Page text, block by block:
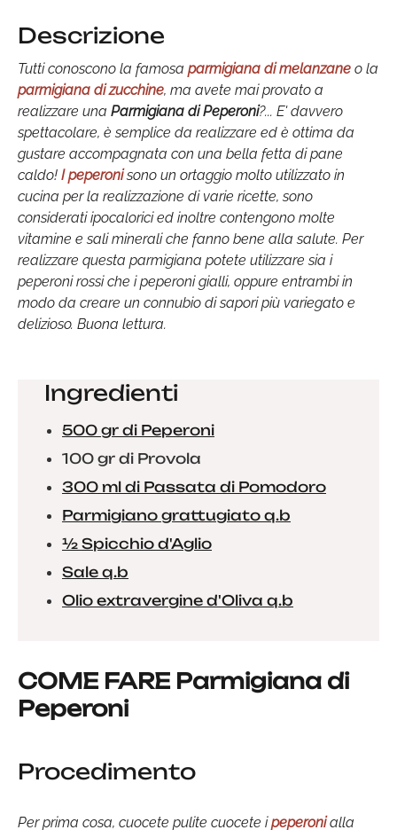
Descrizione
Tutti conoscono la famosa parmigiana di melanzane o la
parmigiana di zucchine, ma avete mai provato a
realizzare una Parmigiana di Peperoni?... E' davvero
spettacolare, è semplice da realizzare ed è ottima da
gustare accompagnata con una bella fetta di pane
caldo! I peperonisono un ortaggio molto utilizzato in
cucina per la realizzazione di varie ricette, sono
considerati ipocalorici ed inoltre contengono molte
vitamine e sali minerali che fanno bene alla salute. Per
realizzare questa parmigiana potete utilizzare sia i
peperoni rossi che i peperoni gialli, oppure entrambi in
modo da creare un connubio di sapori più variegato e
delizioso. Buona lettura.
Ingredienti
500 gr di Peperoni
100 gr di Provola
300 ml di Passata di Pomodoro
Parmigiano grattugiato q.b
½ Spicchio d'Aglio
Sale q.b
Olio extravergine d'Oliva q.b
COME FARE Parmigiana di
Peperoni
Procedimento
Per prima cosa, cuocete pulite cuocete ipeperonialla